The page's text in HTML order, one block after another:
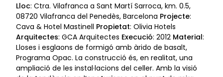
Lloc: Ctra. Vilafranca a Sant Martí Sarroca, km. 0.5,
08720 Vilafranca del Penedès, Barcelona Projecte:
Cava & Hotel Mastinell Propietat: Olivia Hotels
Arquitectes: GCA Arquitectes Execució: 2012 Material:
Lloses i esglaons de formigó amb àrido de basalt,
Programa Opac. La construcció és, en realitat, una
ampliació de les instal·lacions del celler. Amb la visió